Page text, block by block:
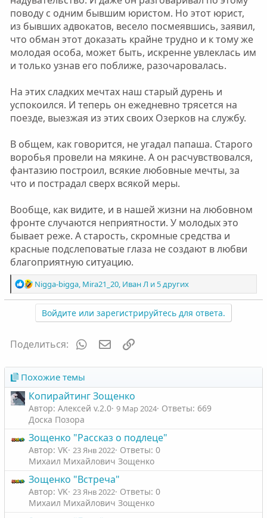
поводу с одним бывшим юристом. Но этот юрист,
из бывших адвокатов, весело посмеявшись, заявил,
что обман этот доказать крайне трудно и к тому же
молодая особа, может быть, искренне увлеклась им
и только узнав его поближе, разочаровалась.
На этих сладких мечтах наш старый дурень и
успокоился. И теперь он ежедневно трясется на
поезде, выезжая из этих своих Озерков на службу.
В общем, как говорится, не угадал папаша. Старого
воробья провели на мякине. А он расчувствовался,
фантазию построил, всякие любовные мечты, за
что и пострадал сверх всякой меры.
Вообще, как видите, и в нашей жизни на любовном
фронте случаются неприятности. У молодых это
бывает реже. А старость, скромные средства и
красные подслеповатые глаза не создают в любви
благоприятную ситуацию.
Р
е
а
и
Nigga-bigga, Mira21_20, Иван Л и 5 других
Войдите или зарегистрируйтесь для ответа.
Поделиться: WhatsAppЭлектронная почта
Похожие темы
Копирайтинг Зощенко
Автор: Алексей v.2.0 9 Мар 2024 Ответы: 669
Доска Позора
Зощенко "Рассказ о подлеце"
Автор: VK 23 Янв 2022 Ответы: 0
Михаил Михайлович Зощенко
Зощенко "Встреча"
Автор: VK 23 Янв 2022 Ответы: 0
Михаил Михайлович Зощенко